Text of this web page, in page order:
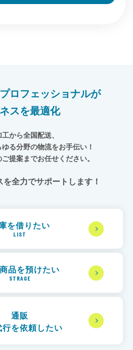
ロフェッショナルが
スを最適化
から全国配送、
る分野の物流をお手伝い！
提案までお任せください。
全力でサポートします！
を借りたい
LIST
品を預けたい
STRAGE
通販
行を依頼したい